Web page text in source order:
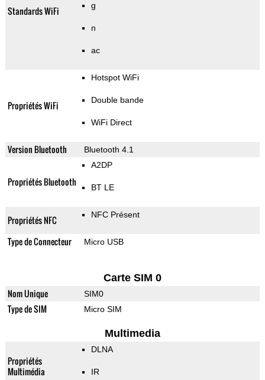
Standards WiFi g
n
ac
Propriétés WiFi
Hotspot WiFi
Double bande
WiFi Direct
Version Bluetooth Bluetooth 4.1
Propriétés Bluetooth
A2DP
BT LE
Propriétés NFC NFC Présent
Type de Connecteur Micro USB
Carte SIM 0
Nom Unique SIM0
Type de SIM Micro SIM
Multimedia
Propriétés
Multimédia
DLNA
IR